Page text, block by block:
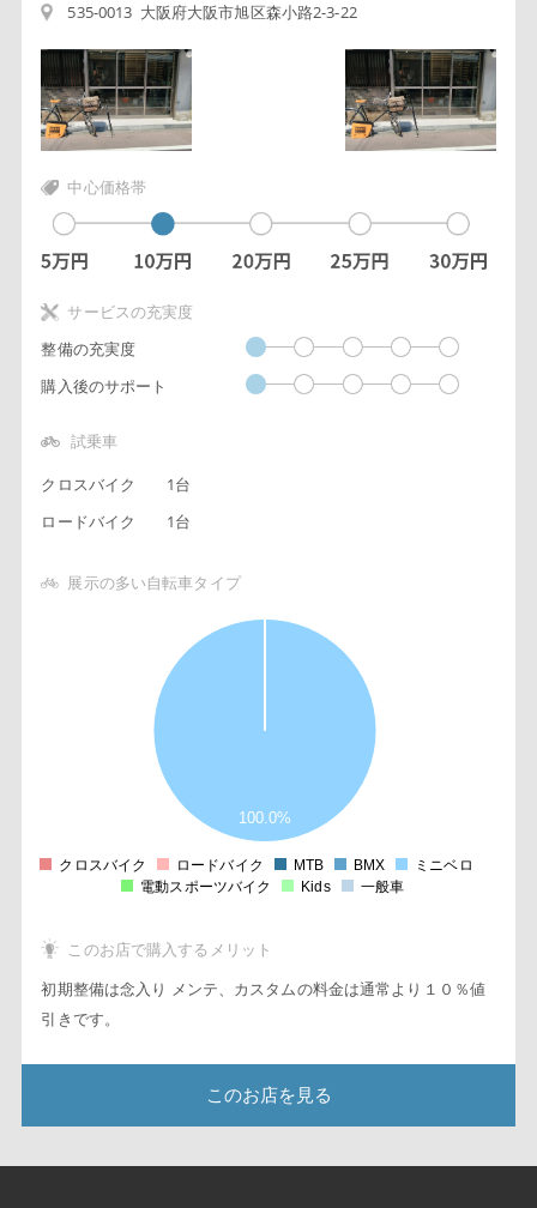
535-0013 大阪府大阪市旭区森小路2-3-22
中心価格帯
サービスの充実度
整備の充実度
購入後のサポート
試乗車
クロスバイク
1台
ロードバイク
1台
展示の多い自転車タイプ
100.0%
クロスバイク ロードバイク MTB BMX
ミニベロ
電動スポーツバイク
Kids 一般車
このお店で購入するメリット
初期整備は念入り メンテ、カスタムの料金は通常より１０％値
引きです。
このお店を見る